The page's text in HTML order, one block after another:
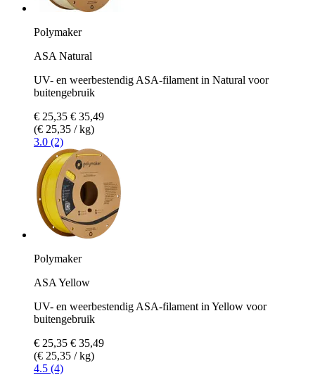
Polymaker
ASA Natural
UV- en weerbestendig ASA-filament in Natural voor
buitengebruik
€ 25,35 € 35,49
(€ 25,35 / kg)
3.0 (2)
Polymaker
ASA Yellow
UV- en weerbestendig ASA-filament in Yellow voor
buitengebruik
€ 25,35 € 35,49
(€ 25,35 / kg)
4.5 (4)